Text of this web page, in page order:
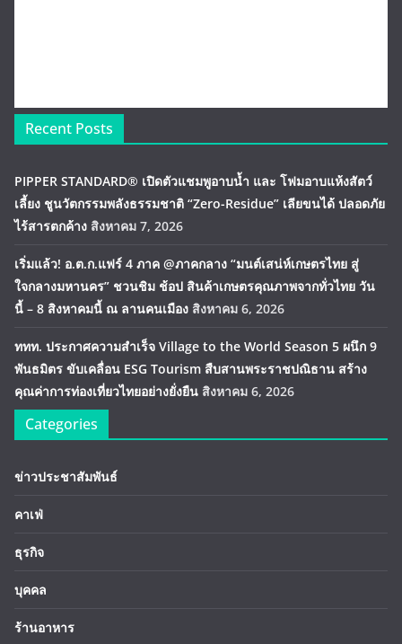
Recent Posts
PIPPER STANDARD® เปิดตัวแชมพูอาบน้ำ และ โฟมอาบแห้งสัตว์
เลี้ยง ชูนวัตกรรมพลังธรรมชาติ “Zero-Residue” เลียขนได้ ปลอดภัย
ไร้สารตกค้าง สิงหาคม 7, 2026
เริ่มแล้ว! อ.ต.ก.แฟร์ 4 ภาค @ภาคกลาง “มนต์เสน่ห์เกษตรไทย สู่
ใจกลางมหานคร” ชวนชิม ช้อป สินค้าเกษตรคุณภาพจากทั่วไทย วัน
นี้ – 8 สิงหาคมนี้ ณ ลานคนเมือง สิงหาคม 6, 2026
ททท. ประกาศความสำเร็จ Village to the World Season 5 ผนึก 9
พันธมิตร ขับเคลื่อน ESG Tourism สืบสานพระราชปณิธาน สร้าง
คุณค่าการท่องเที่ยวไทยอย่างยั่งยืน สิงหาคม 6, 2026
Categories
ข่าวประชาสัมพันธ์
คาเฟ่
ธุรกิจ
บุคคล
ร้านอาหาร